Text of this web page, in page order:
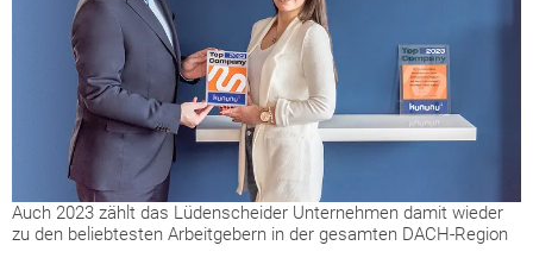
Auch 2023 zählt das Lüdenscheider Unternehmen damit wieder
zu den beliebtesten Arbeitgebern in der gesamten DACH-Region